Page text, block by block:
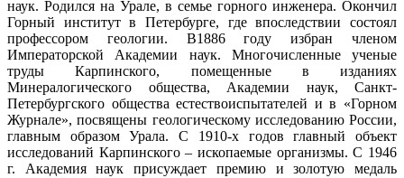
наук. Родился на Урале, в семье горного инженера. Окончил
Горный институт в Петербурге, где впоследствии состоял
профессором геологии. В1886 году избран членом
Императорской Академии наук. Многочисленные ученые
труды Карпинского, помещенные в изданиях
Минералогического общества, Академии наук, Санкт-
Петербургского общества естествоиспытателей и в «Горном
Журнале», посвящены геологическому исследованию России,
главным образом Урала. С 1910-х годов главный объект
исследований Карпинского – ископаемые организмы. С 1946
г. Академия наук присуждает премию и золотую медаль